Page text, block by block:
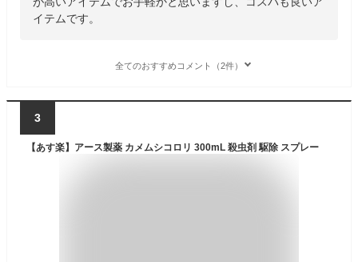
イテムです。
全てのおすすめコメント（2件）
3
【あす楽】アース製薬 カメムシコロリ 300mL 殺虫剤 駆除 スプレー